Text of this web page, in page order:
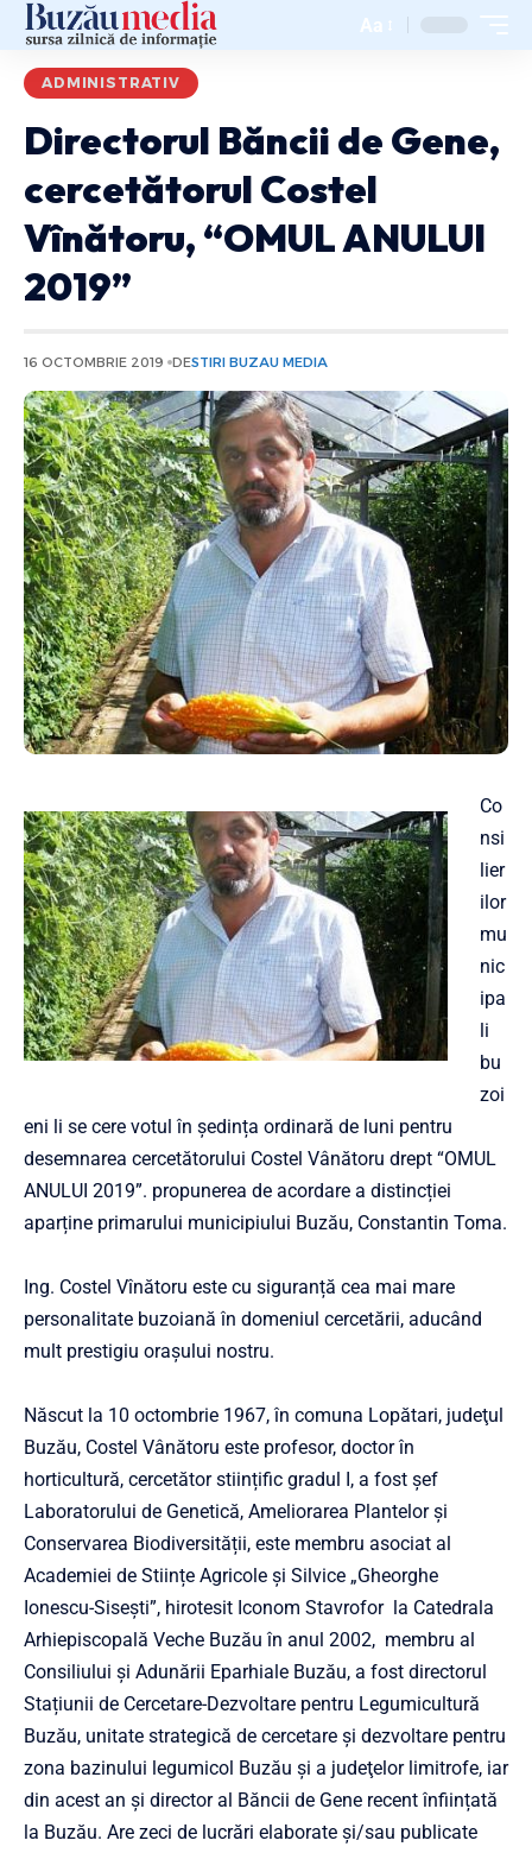
Aa
ADMINISTRATIV
Directorul Băncii de Gene,
cercetătorul Costel
Vînătoru, “OMUL ANULUI
2019”
16 OCTOMBRIE 2019 DESTIRI BUZAU MEDIA
Co
nsi
lier
ilor
mu
nic
ipa
li
bu
zoi
eni li se cere votul în ședința ordinară de luni pentru
desemnarea cercetătorului Costel Vânătoru drept “OMUL
ANULUI 2019”. propunerea de acordare a distincției
aparține primarului municipiului Buzău, Constantin Toma.
Ing. Costel Vînătoru este cu siguranță cea mai mare
personalitate buzoiană în domeniul cercetării, aducând
mult prestigiu orașului nostru.
Născut la 10 octombrie 1967, în comuna Lopătari, judeţul
Buzău, Costel Vânătoru este profesor, doctor în
horticultură, cercetător stiințific gradul I, a fost șef
Laboratorului de Genetică, Ameliorarea Plantelor și
Conservarea Biodiversității, este membru asociat al
Academiei de Stiințe Agricole și Silvice „Gheorghe
Ionescu-Sisești”, hirotesit Iconom Stavrofor la Catedrala
Arhiepiscopală Veche Buzău în anul 2002, membru al
Consiliului și Adunării Eparhiale Buzău, a fost directorul
Stațiunii de Cercetare-Dezvoltare pentru Legumicultură
Buzău, unitate strategică de cercetare şi dezvoltare pentru
zona bazinului legumicol Buzău şi a judeţelor limitrofe, iar
din acest an și director al Băncii de Gene recent înființată
la Buzău. Are zeci de lucrări elaborate și/sau publicate